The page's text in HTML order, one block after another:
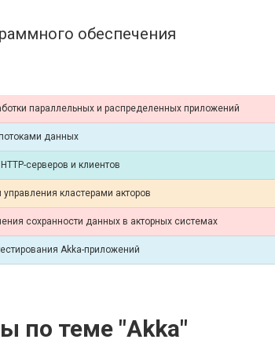
обеспечения
параллельных и распределенных приложений
данных
серверов и клиентов
кластерами акторов
сохранности данных в акторных системах
Akka-приложений
по теме "Akka"